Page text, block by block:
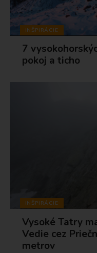
INŠPIRÁCIE
7
pokoj a ticho
INŠPIRÁCIE
Vysoké Tatry
Vedie cez
metrov